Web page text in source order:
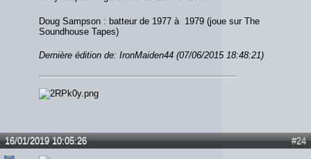
Doug Sampson : batteur de 1977 à 1979 (joue sur The
Soundhouse Tapes)
Dernière édition de: IronMaiden44 (07/06/2015 18:48:21)
#24
16/01/2019 10:05:26